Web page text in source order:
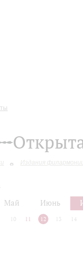
Издания
Май Июнь
10 11 12 13 14